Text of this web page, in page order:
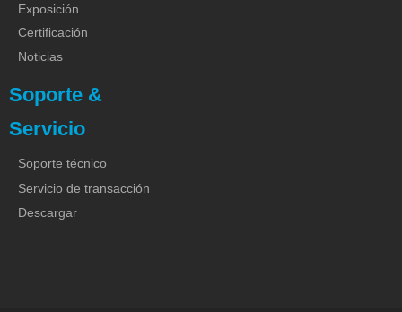
Exposición
Certificación
Noticias
Soporte &
Servicio
Soporte técnico
Servicio de transacción
Descargar